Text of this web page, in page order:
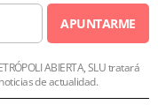
APUNTARME
ABIERTA, SLU tratará
de actualidad.